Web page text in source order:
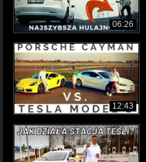
06:26
12:43